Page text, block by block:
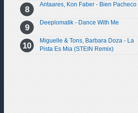
Antaares, Kon Faber - Bien Pacheco
Deeplomatik - Dance With Me
Miguelle & Tons, Barbara Doza - La
Pista Es Mia (STEIN Remix)